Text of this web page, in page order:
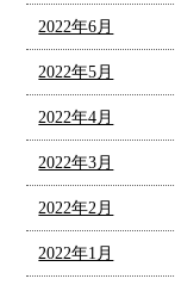
2022年6月
2022年5月
2022年4月
2022年3月
2022年2月
2022年1月